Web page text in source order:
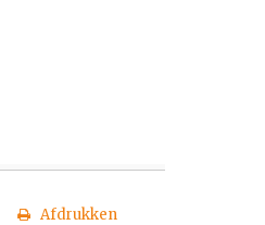
Afdrukken